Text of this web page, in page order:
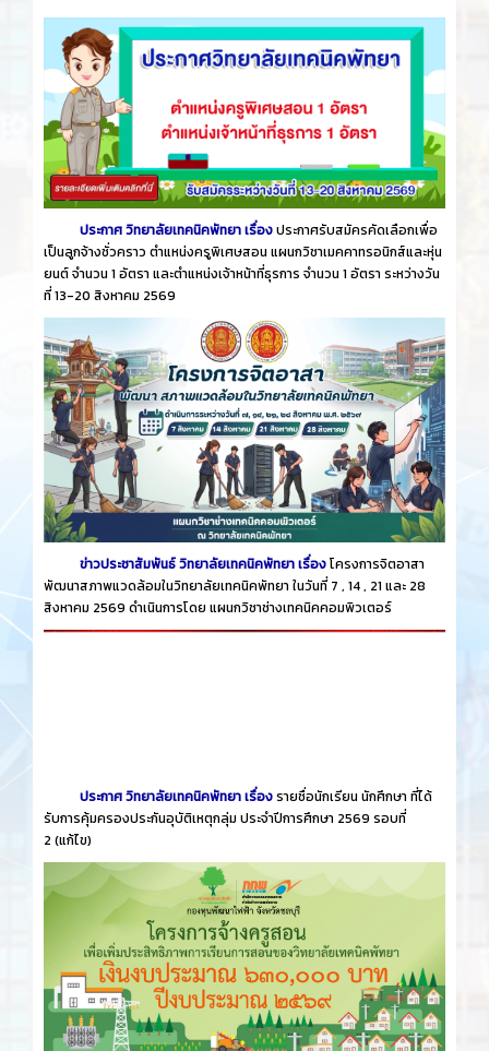
ประกาศ วิทยาลัยเทคนิคพัทยา เรื่องประกาศรับสมัครคัดเลือกเพื่อ
เป็นลูกจ้างชั่วคราว ตำแหน่งครูพิเศษสอน แผนกวิชาเมคคาทรอนิกส์และหุ่น
ยนต์ จำนวน 1 อัตรา และตำแหน่งเจ้าหน้าที่ธุรการ จำนวน 1 อัตรา ระหว่างวัน
ที่ 13-20 สิงหาคม 2569
ข่าวประชาสัมพันธ์ วิทยาลัยเทคนิคพัทยา เรื่องโครงการจิตอาสา
พัฒนาสภาพแวดล้อมในวิทยาลัยเทคนิคพัทยา ในวันที่ 7 , 14 , 21 และ 28
สิงหาคม 2569 ดำเนินการโดย แผนกวิชาช่างเทคนิคคอมพิวเตอร์
ประกาศ วิทยาลัยเทคนิคพัทยา เรื่องรายชื่อนักเรียน นักศึกษา ที่ได้
รับการคุ้มครองประกันอุบัติเหตุกลุ่ม ประจำปีการศึกษา 2569 รอบที่
2 (แก้ไข)